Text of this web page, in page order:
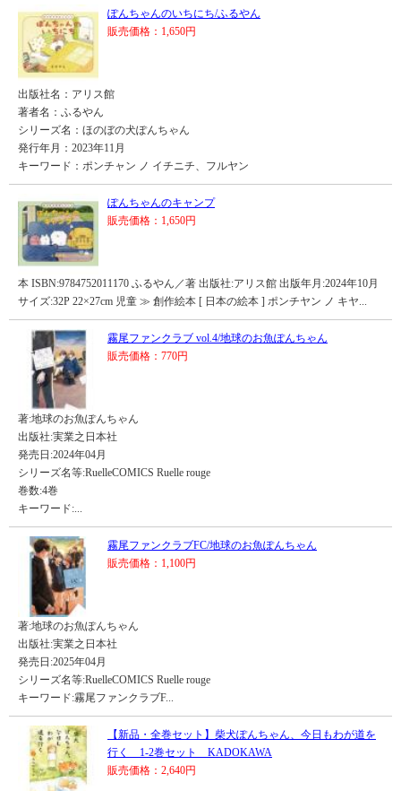
ぽんちゃんのいちにち/ふるやん
販売価格：1,650円
出版社名：アリス館
著者名：ふるやん
シリーズ名：ほのぼの犬ぽんちゃん
発行年月：2023年11月
キーワード：ポンチャン ノ イチニチ、フルヤン
ぽんちゃんのキャンプ
販売価格：1,650円
本 ISBN:9784752011170 ふるやん／著 出版社:アリス館 出版年月:2024年10月
サイズ:32P 22×27cm 児童 ≫ 創作絵本 [ 日本の絵本 ] ポンチヤン ノ キヤ...
霧尾ファンクラブ vol.4/地球のお魚ぽんちゃん
販売価格：770円
著:地球のお魚ぽんちゃん
出版社:実業之日本社
発売日:2024年04月
シリーズ名等:RuelleCOMICS Ruelle rouge
巻数:4巻
キーワード:...
霧尾ファンクラブFC/地球のお魚ぽんちゃん
販売価格：1,100円
著:地球のお魚ぽんちゃん
出版社:実業之日本社
発売日:2025年04月
シリーズ名等:RuelleCOMICS Ruelle rouge
キーワード:霧尾ファンクラブF...
【新品・全巻セット】柴犬ぽんちゃん、今日もわが道を
行く 1-2巻セット KADOKAWA
販売価格：2,640円